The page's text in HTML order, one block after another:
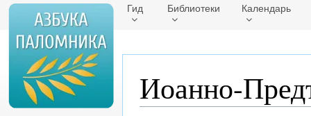
Гид Библиотеки Календарь
Иоанно-